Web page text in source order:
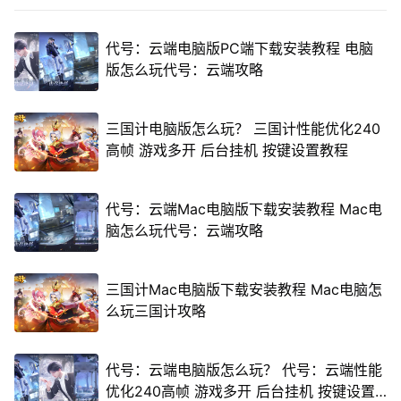
代号：云端电脑版PC端下载安装教程 电脑
版怎么玩代号：云端攻略
三国计电脑版怎么玩？ 三国计性能优化240
高帧 游戏多开 后台挂机 按键设置教程
代号：云端Mac电脑版下载安装教程 Mac电
脑怎么玩代号：云端攻略
三国计Mac电脑版下载安装教程 Mac电脑怎
么玩三国计攻略
代号：云端电脑版怎么玩？ 代号：云端性能
优化240高帧 游戏多开 后台挂机 按键设置